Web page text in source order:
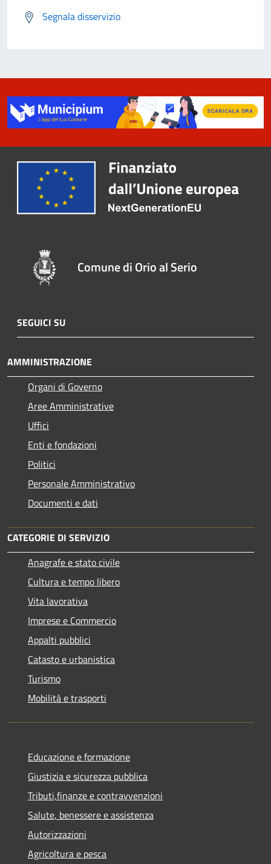
Segnala disservizio
Comune di Orio al Serio
SEGUICI SU
AMMINISTRAZIONE
Organi di Governo
Aree Amministrative
Uffici
Enti e fondazioni
Politici
Personale Amministrativo
Documenti e dati
CATEGORIE DI SERVIZIO
Anagrafe e stato civile
Cultura e tempo libero
Vita lavorativa
Imprese e Commercio
Appalti pubblici
Catasto e urbanistica
Turismo
Mobilità e trasporti
Educazione e formazione
Giustizia e sicurezza pubblica
Tributi,finanze e contravvenzioni
Salute, benessere e assistenza
Autorizzazioni
Agricoltura e pesca